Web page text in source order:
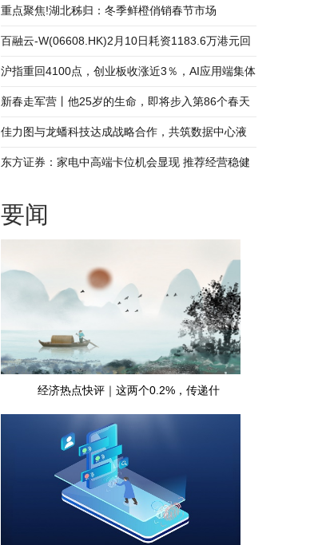
重点聚焦!湖北秭归：冬季鲜橙俏销春节市场
百融云-W(06608.HK)2月10日耗资1183.6万港元回
购104万股_每日短讯
沪指重回4100点，创业板收涨近3％，AI应用端集体
爆发-视点
新春走军营丨他25岁的生命，即将步入第86个春天
佳力图与龙蟠科技达成战略合作，共筑数据中心液
冷产业新高地
东方证券：家电中高端卡位机会显现 推荐经营稳健
要闻
经济热点快评｜这两个0.2%，传递什